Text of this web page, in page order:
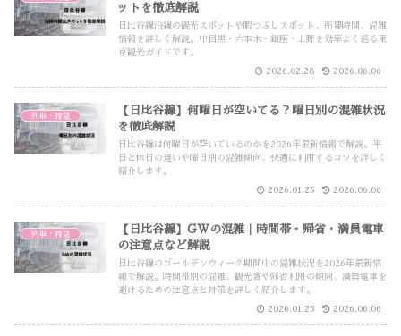
ットを徹底解説
日比谷線沿線の観光スポットや暇つぶしスポット、所要時間、混雑
情報を詳しく解説。中目黒・六本木・銀座・上野を効率よく巡る東
京観光ガイドです。
2026.02.28 2026.06.06
列車・特急
【日比谷線】何曜日が空いてる？曜日別の混雑状況
を徹底解説
日比谷線は何曜日が空いているのかを2026年最新情報で解説。平
日と休日の違いや曜日別の混雑傾向、快適に利用するコツを詳しく
紹介します。
2026.01.25 2026.06.06
列車・特急
【日比谷線】GWの混雑｜時間帯・帰省・満員電車
の注意点など解説
日比谷線のゴールデンウィーク期間中の混雑状況を2026年最新情
報で解説。時間帯別の混雑、観光客や帰省利用の傾向、満員電車を
避けるための注意点と対策を詳しく紹介します。
2026.01.25 2026.06.06